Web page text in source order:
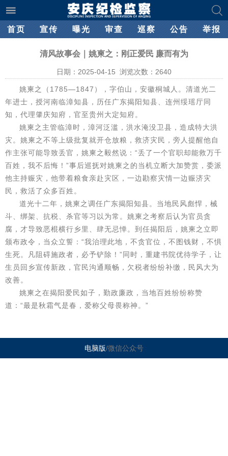
首页 宣传 曝光 审查 巡察 公告 举报
清风故事会｜姚柬之：刚正爱民 廉而有为
日期：2025-04-15 浏览次数： 2640
姚柬之（1785—1847），字伯山，安徽桐城人。清道光二
年进士，授河南临漳知县，历任广东揭阳知县、连州绥瑶厅同
知，代理肇庆知府，官至贵州大定知府。
姚柬之主管临漳时，漳河泛滥，洪水淹没卫县，造成特大洪
灾。姚柬之不等上级批复就开仓放粮，救济灾民，旁人提醒他自
作主张可能导致丢官，姚柬之毅然说：“丢了一个官职却能救万千
百姓，我不后悔！”事后巡抚对姚柬之的当机立断大加赞赏，委派
他主持赈灾，他带着粮食亲赴灾区，一边勘察灾情一边赈济灾
民，救活了众多百姓。
道光十二年，姚柬之调任广东揭阳知县。当地民风彪悍，械
斗、绑架、抗税、杀官等习以为常。姚柬之考察后认为官员贪
腐，才导致恶棍横行乡里、肆无忌惮。到任揭阳后，姚柬之立即
颁布政令，当众立誓：“我治理此地，不贪官位，不图钱财，不惧
生死。凡阻碍施政者，必予铲除！”同时，重建书院优待学子，让
生员回乡宣传新政，官民沟通顺畅，欠税者纷纷补缴，民风大为
改善。
姚柬之在揭阳爱民如子，勤政廉政，当地百姓纷纷称赞
道：“最是秋霜气是春，爱称父母畏称神。”
电脑版/微信公众号